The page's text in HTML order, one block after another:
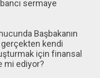
sermaye
Başbakanın
kendi
için finansal
mi ediyor?